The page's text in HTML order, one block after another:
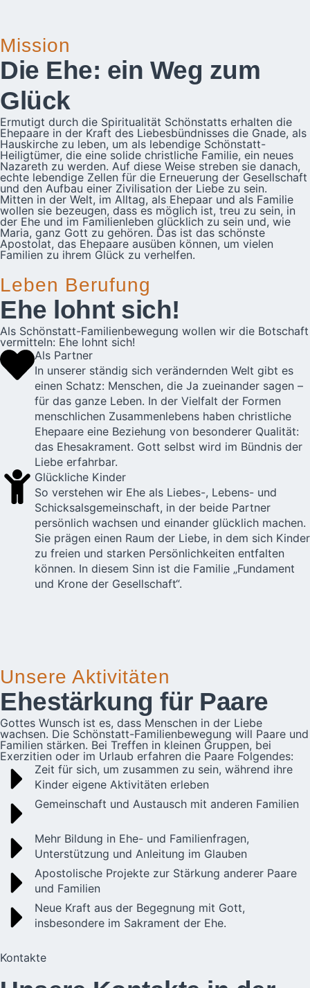
Mission
Die Ehe: ein Weg zum
Glück
Ermutigt durch die Spiritualität Schönstatts erhalten die
Ehepaare in der Kraft des Liebesbündnisses die Gnade, als
Hauskirche zu leben, um als lebendige Schönstatt-
Heiligtümer, die eine solide christliche Familie, ein neues
Nazareth zu werden. Auf diese Weise streben sie danach,
echte lebendige Zellen für die Erneuerung der Gesellschaft
und den Aufbau einer Zivilisation der Liebe zu sein.
Mitten in der Welt, im Alltag, als Ehepaar und als Familie
wollen sie bezeugen, dass es möglich ist, treu zu sein, in
der Ehe und im Familienleben glücklich zu sein und, wie
Maria, ganz Gott zu gehören. Das ist das schönste
Apostolat, das Ehepaare ausüben können, um vielen
Familien zu ihrem Glück zu verhelfen.
Leben Berufung
Ehe lohnt sich!
Als Schönstatt-Familienbewegung wollen wir die Botschaft
vermitteln: Ehe lohnt sich!
Als Partner
In unserer ständig sich verändernden Welt gibt es
einen Schatz: Menschen, die Ja zueinander sagen –
für das ganze Leben. In der Vielfalt der Formen
menschlichen Zusammenlebens haben christliche
Ehepaare eine Beziehung von besonderer Qualität:
das Ehesakrament. Gott selbst wird im Bündnis der
Liebe erfahrbar.
Glückliche Kinder
So verstehen wir Ehe als Liebes-, Lebens- und
Schicksalsgemeinschaft, in der beide Partner
persönlich wachsen und einander glücklich machen.
Sie prägen einen Raum der Liebe, in dem sich Kinder
zu freien und starken Persönlichkeiten entfalten
können. In diesem Sinn ist die Familie „Fundament
und Krone der Gesellschaft“.
Unsere Aktivitäten
Ehestärkung für Paare
Gottes Wunsch ist es, dass Menschen in der Liebe
wachsen. Die Schönstatt-Familienbewegung will Paare und
Familien stärken. Bei Treffen in kleinen Gruppen, bei
Exerzitien oder im Urlaub erfahren die Paare Folgendes:
Zeit für sich, um zusammen zu sein, während ihre
Kinder eigene Aktivitäten erleben
Gemeinschaft und Austausch mit anderen Familien
Mehr Bildung in Ehe- und Familienfragen,
Unterstützung und Anleitung im Glauben
Apostolische Projekte zur Stärkung anderer Paare
und Familien
Neue Kraft aus der Begegnung mit Gott,
insbesondere im Sakrament der Ehe.
Kontakte